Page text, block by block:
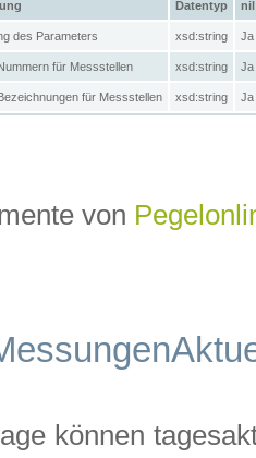
Datentyp nil
des Parameters xsd:string Ja
für Messstellen xsd:string Ja
für Messstellen xsd:string Ja
von
können